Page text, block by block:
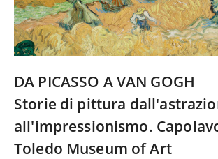
DA PICASSO A VAN GOGH
Storie di pittura
all'impressionismo.
Toledo Museum of Art